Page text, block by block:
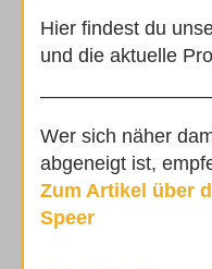
Hier findest du
und die aktuelle
Wer sich näher
abgeneigt ist,
Zum Artikel über
Speer